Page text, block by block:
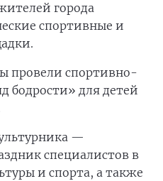
города
спортивные и
провели спортивно-
бодрости» для детей
—
специалистов в
и спорта, а также